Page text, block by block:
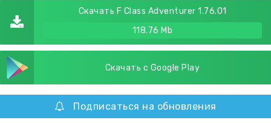
Скачать F Class Adventurer 1.76.01
118.76 Mb
Скачать с Google Play
Подписаться на обновления